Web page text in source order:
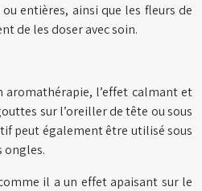
entières, ainsi que les fleurs de
de les doser avec soin.
aromathérapie, l’effet calmant et
sur l’oreiller de tête ou sous
peut également être utilisé sous
ongles.
il a un effet apaisant sur le